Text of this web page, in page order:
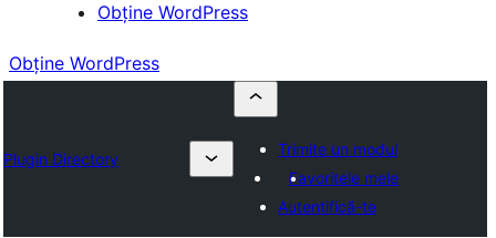
Obține WordPress
Obține WordPress
Plugin Directory
Trimite un modul
Favoritele mele
Autentifică-te